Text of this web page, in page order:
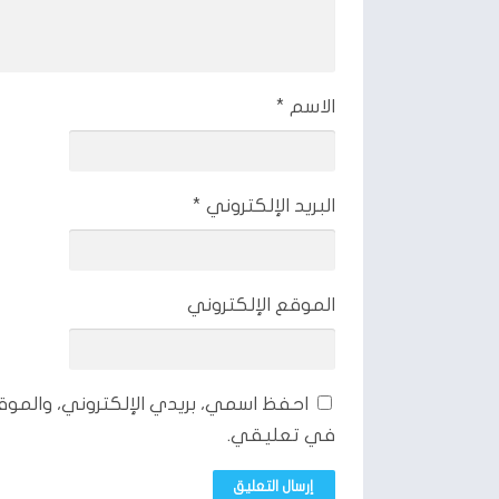
الاسم *
البريد الإلكتروني *
الموقع الإلكتروني
احفظ اسمي، بريدي الإلكتروني،
في تعليقي.